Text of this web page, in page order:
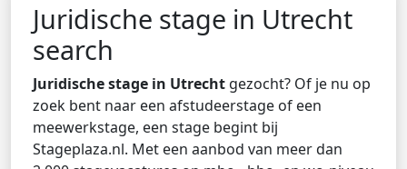
Juridische stage in Utrecht
search
Juridische stage in Utrecht gezocht? Of je nu op
zoek bent naar een afstudeerstage of een
meewerkstage, een stage begint bij
Stageplaza.nl. Met een aanbod van meer dan